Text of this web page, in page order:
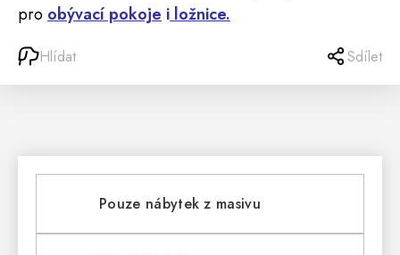
pro obývací pokoje i ložnice.
Hlídat Sdílet
Pouze nábytek z masivu